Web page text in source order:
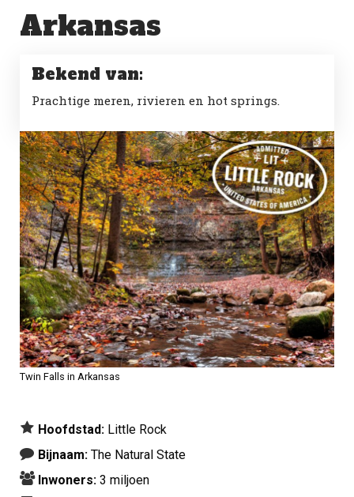
Arkansas
Bekend van:
Prachtige meren, rivieren en hot springs.
Twin Falls in Arkansas
Hoofdstad: Little Rock
Bijnaam: The Natural State
Inwoners: 3 miljoen